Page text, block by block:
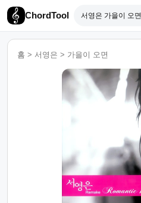
ChordTool
홈 > 서영은 > 가을이 오면